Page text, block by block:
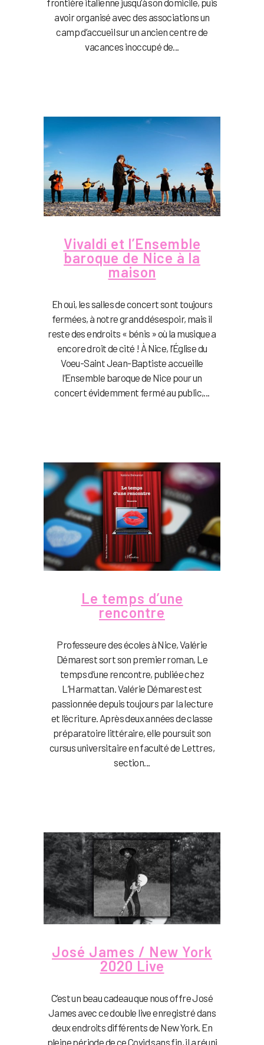
frontière italienne jusqu’à son domicile, puis
avoir organisé avec des associations un
camp d’accueil sur un ancien centre de
vacances inoccupé de...
Vivaldi et l’Ensemble
baroque de Nice à la
maison
Eh oui, les salles de concert sont toujours
fermées, à notre grand désespoir, mais il
reste des endroits « bénis » où la musique a
encore droit de cité ! À Nice, l’Église du
Voeu-Saint Jean-Baptiste accueille
l’Ensemble baroque de Nice pour un
concert évidemment fermé au public,...
Le temps d’une
rencontre
Professeure des écoles à Nice, Valérie
Démarest sort son premier roman, Le
temps d’une rencontre, publiée chez
L’Harmattan. Valérie Démarest est
passionnée depuis toujours par la lecture
et l’écriture. Après deux années de classe
préparatoire littéraire, elle poursuit son
cursus universitaire en faculté de Lettres,
section...
José James / New York
2020 Live
C’est un beau cadeau que nous offre José
James avec ce double live enregistré dans
deux endroits différents de New York. En
pleine période de ce Covid sans fin, il a réuni